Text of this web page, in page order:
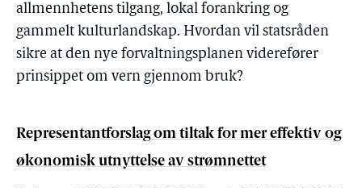
allmennhetens tilgang, lokal forankring og
gammelt kulturlandskap. Hvordan vil statsråden
sikre at den nye forvaltningsplanen viderefører
prinsippet om vern gjennom bruk?
Representantforslag om tiltak for mer effektiv og
økonomisk utnyttelse av strømnettet